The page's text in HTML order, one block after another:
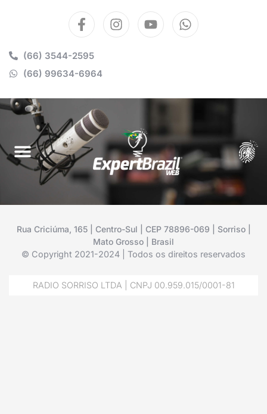
(66) 3544-2595
(66) 99634-6964
Rua Criciúma, 165 | Centro-Sul | CEP 78896-069 | Sorriso |
Mato Grosso | Brasil
© Copyright 2021-2024 | Todos os direitos reservados
RADIO SORRISO LTDA | CNPJ 00.959.015/0001-81